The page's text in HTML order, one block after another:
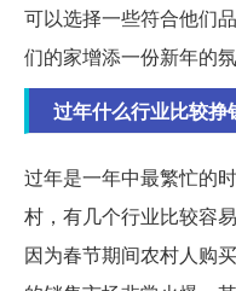
可以选择一些符合他们
们的家增添一份新年的氛
过年什么行业比较挣
过年是一年中最繁忙的
村，有几个行业比较容
因为春节期间农村人购